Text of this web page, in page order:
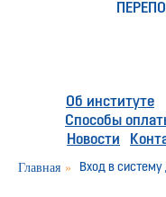
Об институте
Способы
Новости
Главная » Вход в систему